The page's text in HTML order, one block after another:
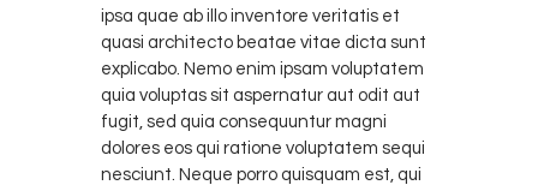
ipsa quae ab illo inventore veritatis et
quasi architecto beatae vitae dicta sunt
explicabo. Nemo enim ipsam voluptatem
quia voluptas sit aspernatur aut odit aut
fugit, sed quia consequuntur magni
dolores eos qui ratione voluptatem sequi
nesciunt. Neque porro quisquam est, qui